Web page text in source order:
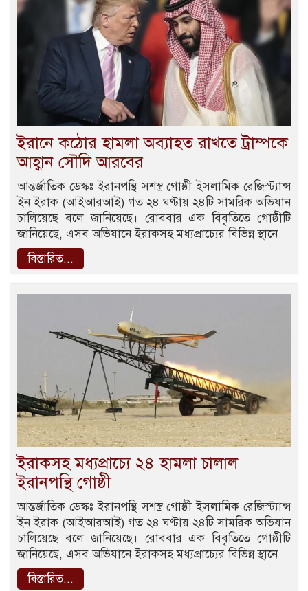
ইরানে কঠোর হামলা অব্যাহত রাখতে ট্রাম্পকে
আহ্বান সৌদি আরবের
আন্তর্জাতিক ডেস্কঃ ইরানপন্থি সশস্ত্র গোষ্ঠী ইসলামিক রেজিস্ট্যান্স
ইন ইরাক (আইআরআই) গত ২৪ ঘণ্টায় ২৪টি সামরিক অভিযান
চালিয়েছে বলে জানিয়েছে। রোববার এক বিবৃতিতে গোষ্ঠীটি
জানিয়েছে, এসব অভিযানে ইরাকসহ মধ্যপ্রাচ্যের বিভিন্ন স্থানে
বিস্তারিত...
ইরাকসহ মধ্যপ্রাচ্যে ২৪ হামলা চালাল
ইরানপন্থি গোষ্ঠী
আন্তর্জাতিক ডেস্কঃ ইরানপন্থি সশস্ত্র গোষ্ঠী ইসলামিক রেজিস্ট্যান্স
ইন ইরাক (আইআরআই) গত ২৪ ঘণ্টায় ২৪টি সামরিক অভিযান
চালিয়েছে বলে জানিয়েছে। রোববার এক বিবৃতিতে গোষ্ঠীটি
জানিয়েছে, এসব অভিযানে ইরাকসহ মধ্যপ্রাচ্যের বিভিন্ন স্থানে
বিস্তারিত...